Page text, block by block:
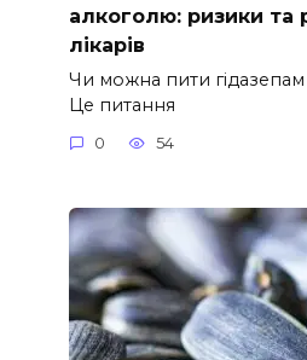
алкоголю: ризики та
лікарів
Чи можна пити гідазепам
Це питання
0 54